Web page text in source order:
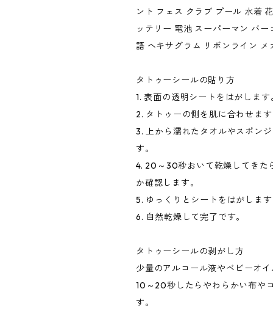
ント フェス クラブ プール 水着
ッテリー 電池 スーパーマン バ
語 ヘキサグラム リボンライン メ
タトゥーシールの貼り方
1. 表面の透明シートをはがします
2. タトゥーの側を肌に合わせます
3. 上から濡れたタオルやスポン
す。
4. 20～30秒おいて乾燥してきた
か確認します。
5. ゆっくりとシートをはがします
6. 自然乾燥して完了です。
タトゥーシールの剥がし方
少量のアルコール液やベビーオイ
10～20秒したらやわらかい布や
す。